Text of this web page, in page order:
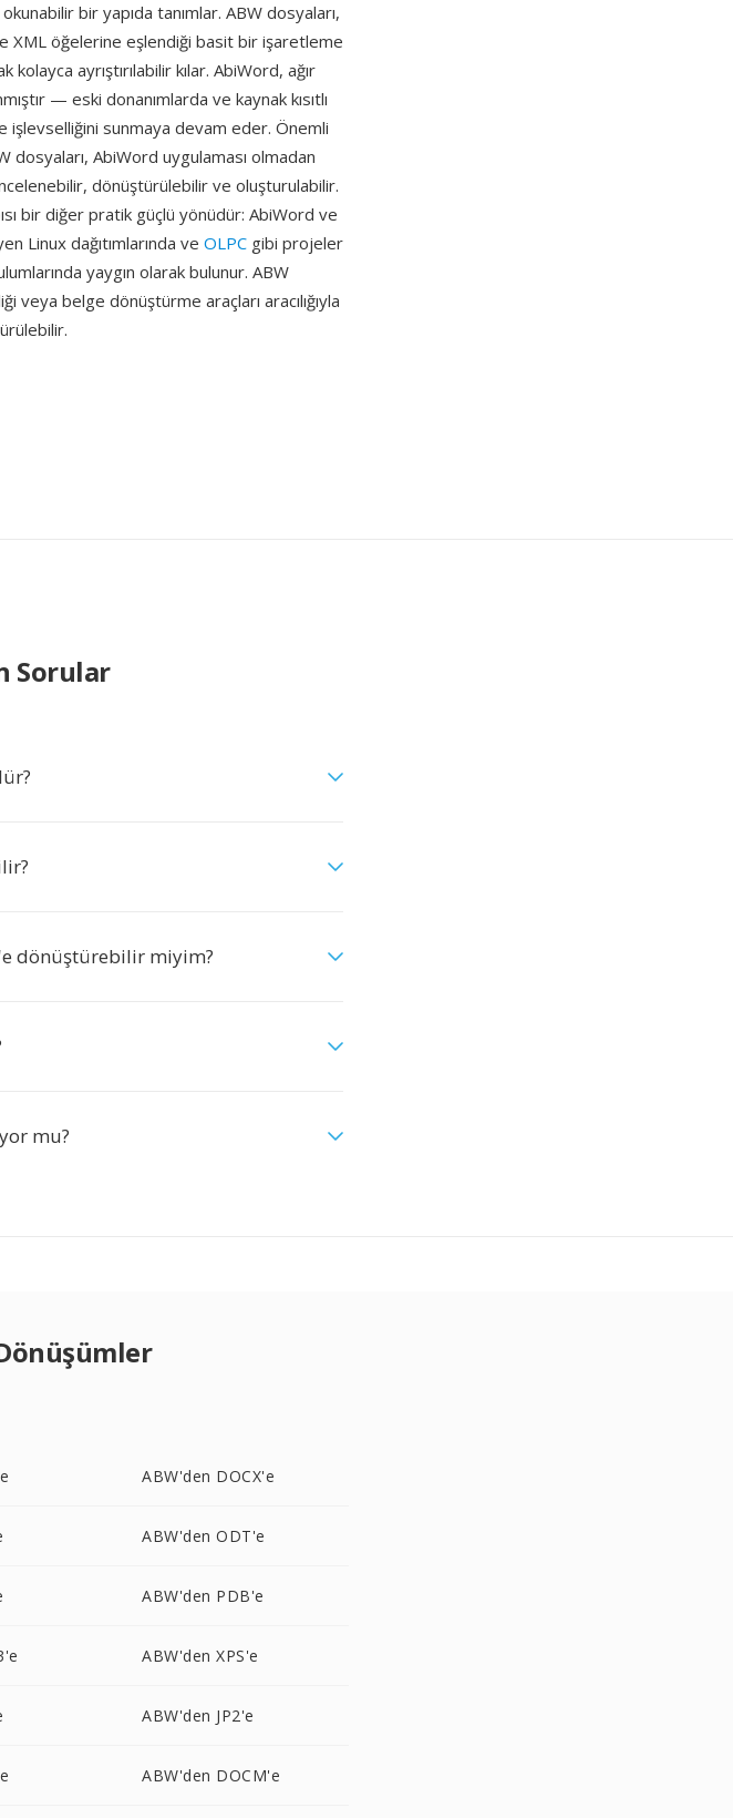
bir yapıda tanımlar. ABW dosyaları,
XML öğelerine eşlendiği basit bir işaretleme
ayrıştırılabilir kılar. AbiWord, ağır
— eski donanımlarda ve kaynak kısıtlı
işlevselliğini sunmaya devam eder. Önemli
dosyaları, AbiWord uygulaması olmadan
dönüştürülebilir ve oluşturulabilir.
bir diğer pratik güçlü yönüdür: AbiWord ve
Linux dağıtımlarında ve OLPC gibi projeler
yaygın olarak bulunur. ABW
veya belge dönüştürme araçları aracılığıyla
Sorular
dönüştürebilir miyim?
mu?
ABW'den DOCX'e
ABW'den ODT'e
ABW'den PDB'e
ABW'den XPS'e
ABW'den JP2'e
ABW'den DOCM'e